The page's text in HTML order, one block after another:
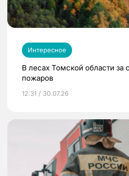
Интересное
В лесах Томской области за
пожаров
12:31 / 30.07.26